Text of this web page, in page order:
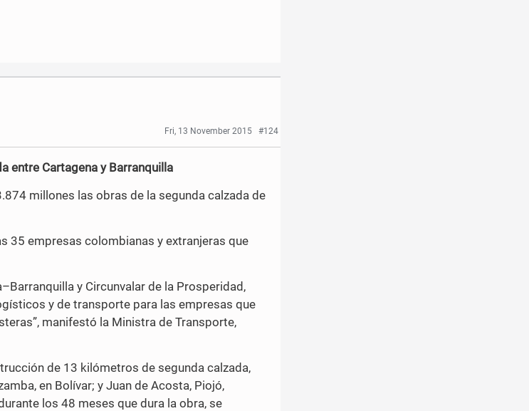
Fri, 13 November 2015 #124
entre Cartagena y Barranquilla
millones las obras de la segunda calzada de
35 empresas colombianas y extranjeras que
y Circunvalar de la Prosperidad,
y de transporte para las empresas que
manifestó la Ministra de Transporte,
de 13 kilómetros de segunda calzada,
en Bolívar; y Juan de Acosta, Piojó,
los 48 meses que dura la obra, se